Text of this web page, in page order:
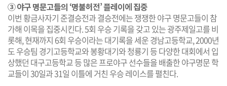
③ 야구 명문고들의 ‘명불허전’ 플레이에 집중
이번 황금사자기 준결승전과 결승전에는 쟁쟁한 야구 명문고들이 참
가해 이목을 집중시킨다. 5회 우승 기록을 갖고 있는 광주제일고를 비
롯해, 현재까지 6회 우승이라는 대기록을 세운 경남고등학교, 2000년
도 우승팀 경기고등학교와 봉황대기와 청룡기 등 다양한 대회에서 입
상했던 대구고등학교 등 많은 프로야구 선수들을 배출한 야구명문 학
교들이 30일과 31일 이틀에 거친 우승 레이스를 펼친다.